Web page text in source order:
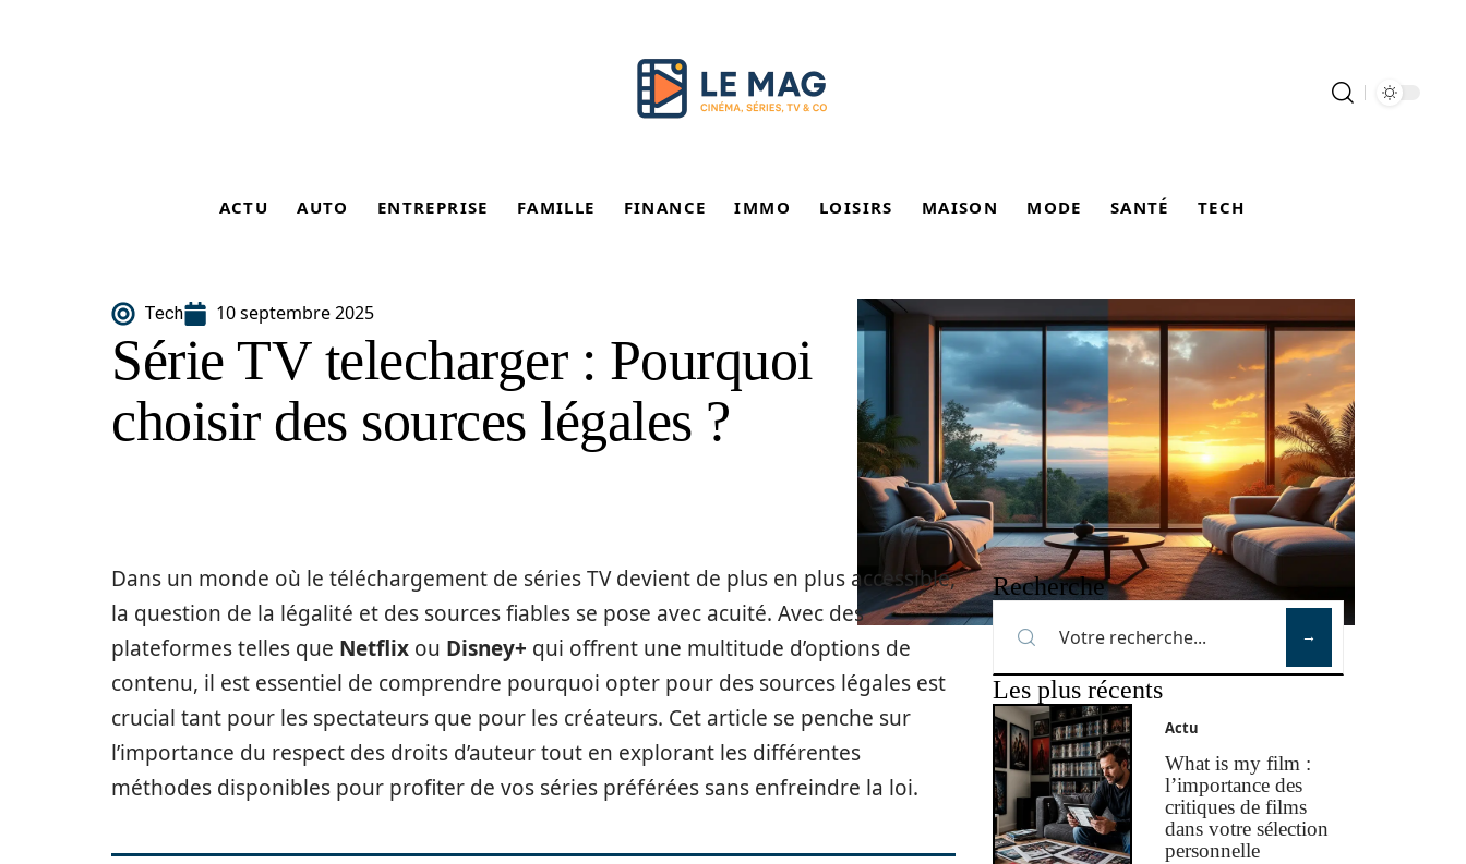
ACTU AUTO ENTREPRISE FAMILLE FINANCE IMMO LOISIRS MAISON MODE SANTÉ TECH
Tech 10 septembre 2025
Série TV telecharger : Pourquoi
choisir des sources légales ?
Dans un monde où le téléchargement de séries TV devient de plus en plus accessible,
la question de la légalité et des sources fiables se pose avec acuité. Avec des
plateformes telles que Netflix ou Disney+ qui offrent une multitude d’options de
contenu, il est essentiel de comprendre pourquoi opter pour des sources légales est
crucial tant pour les spectateurs que pour les créateurs. Cet article se penche sur
l’importance du respect des droits d’auteur tout en explorant les différentes
méthodes disponibles pour profiter de vos séries préférées sans enfreindre la loi.
Recherche
Les plus récents
Actu
What is my film :
l’importance des
critiques de films
dans votre sélection
personnelle